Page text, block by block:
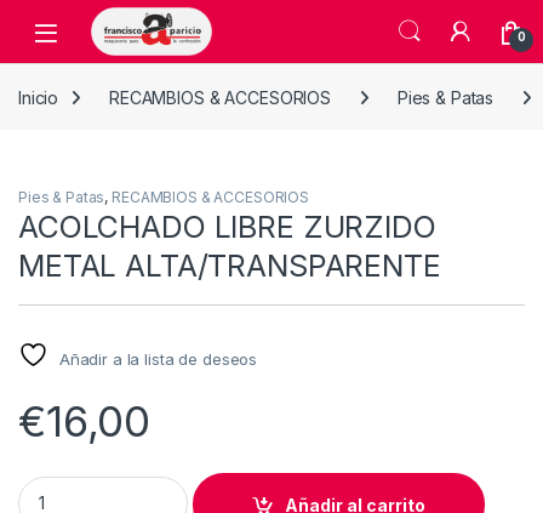
Skip to navigation
Skip to content
Open 0
Inicio RECAMBIOS & ACCESORIOS Pies & Patas
Pies & Patas, RECAMBIOS & ACCESORIOS
ACOLCHADO LIBRE ZURZIDO
METAL ALTA/TRANSPARENTE
Añadir a la lista de deseos
€16,00
ACOLCHADO LIBRE ZURZIDO METAL ALTA/TRANSPARENTE
Añadir al carrito